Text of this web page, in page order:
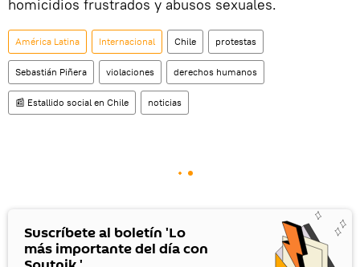
homicidios frustrados y abusos sexuales.
América Latina Internacional Chile protestas
Sebastián Piñera violaciones derechos humanos
📰 Estallido social en Chile noticias
Suscríbete al boletín 'Lo
más importante del día con